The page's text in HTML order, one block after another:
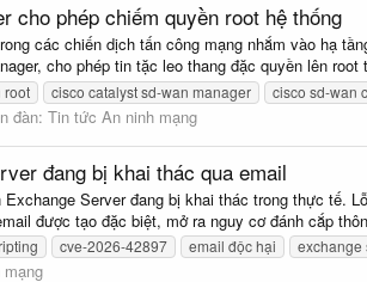
cho phép chiếm quyền root hệ thống
các chiến dịch tấn công mạng nhắm vào hạ
cho phép tin tặc leo thang đặc quyền lên root
root cisco catalyst sd-wan manager cisco sd-wan
đàn: Tin tức An ninh mạng
đang bị khai thác qua email
Server đang bị khai thác trong thực tế.
được tạo đặc biệt, mở ra nguy cơ đánh cắp
cve-2026-42897 email độc hại exchange